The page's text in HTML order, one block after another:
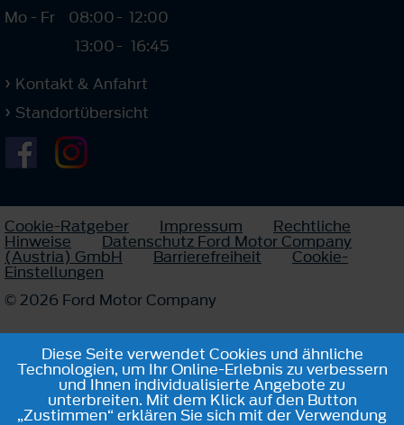
Mo - Fr
08:00
13:00
-
-
12:00
16:45
Kontakt & Anfahrt
Standortübersicht
Cookie-Ratgeber Impressum Rechtliche
Hinweise Datenschutz Ford Motor Company
(Austria) GmbH Barrierefreiheit Cookie-
Einstellungen
© 2026 Ford Motor Company
Diese Seite verwendet Cookies und ähnliche
Technologien, um Ihr Online-Erlebnis zu verbessern
und Ihnen individualisierte Angebote zu
unterbreiten. Mit dem Klick auf den Button
„Zustimmen“ erklären Sie sich mit der Verwendung